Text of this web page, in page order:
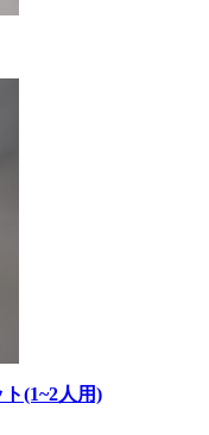
(1~2人用)